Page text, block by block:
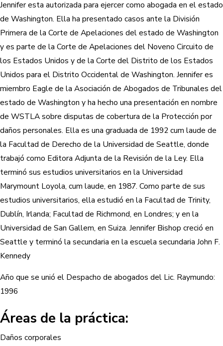
Jennifer esta autorizada para ejercer como abogada en el estado
de Washington. Ella ha presentado casos ante la División
Primera de la Corte de Apelaciones del estado de Washington
y es parte de la Corte de Apelaciones del Noveno Circuito de
los Estados Unidos y de la Corte del Distrito de los Estados
Unidos para el Distrito Occidental de Washington. Jennifer es
miembro Eagle de la Asociación de Abogados de Tribunales del
estado de Washington y ha hecho una presentación en nombre
de WSTLA sobre disputas de cobertura de la Protección por
daños personales. Ella es una graduada de 1992 cum laude de
la Facultad de Derecho de la Universidad de Seattle, donde
trabajó como Editora Adjunta de la Revisión de la Ley. Ella
terminó sus estudios universitarios en la Universidad
Marymount Loyola, cum laude, en 1987. Como parte de sus
estudios universitarios, ella estudió en la Facultad de Trinity,
Dublín, Irlanda; Facultad de Richmond, en Londres; y en la
Universidad de San Gallem, en Suiza. Jennifer Bishop creció en
Seattle y terminó la secundaria en la escuela secundaria John F.
Kennedy
Año que se unió el Despacho de abogados del Lic. Raymundo:
1996
Áreas de la práctica:
Daños corporales